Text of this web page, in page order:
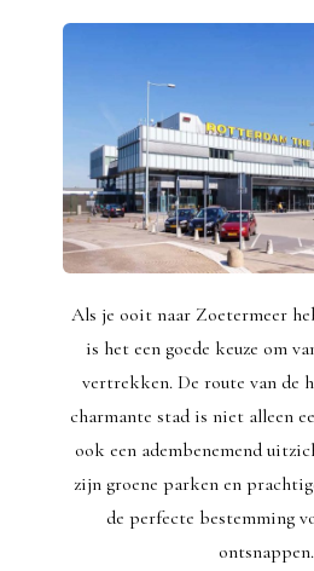
Als je ooit naar Zoetermeer
is het een goede keuze om
vertrekken. De route van de
charmante stad is niet alleen
ook een adembenemend
zijn groene parken en
de perfecte bestemming